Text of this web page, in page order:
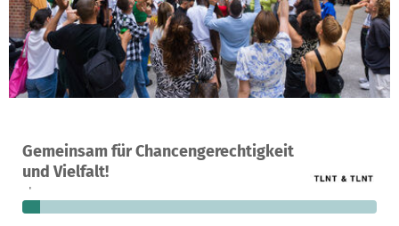
Gemeinsam für Chancengerechtigkeit
und Vielfalt!
Ein Projekt in Berlin, Deutschland
51
fehlen noch